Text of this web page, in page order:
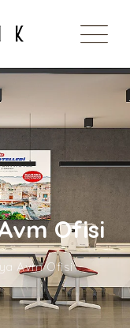
Ofisi
Avm Ofisi